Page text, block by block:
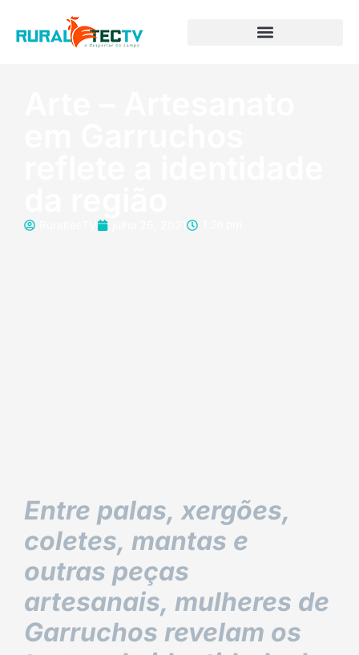
Entre palas, xergões,
coletes, mantas e
outras peças
artesanais, mulheres de
Garruchos revelam os